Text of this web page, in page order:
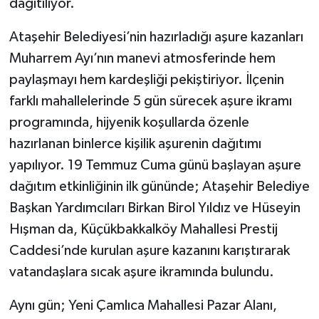
dağıtılıyor.
Ataşehir Belediyesi’nin hazırladığı aşure kazanları
Muharrem Ayı’nın manevi atmosferinde hem
paylaşmayı hem kardeşliği pekiştiriyor. İlçenin
farklı mahallelerinde 5 gün sürecek aşure ikramı
programında, hijyenik koşullarda özenle
hazırlanan binlerce kişilik aşurenin dağıtımı
yapılıyor. 19 Temmuz Cuma günü başlayan aşure
dağıtım etkinliğinin ilk gününde; Ataşehir Belediye
Başkan Yardımcıları Birkan Birol Yıldız ve Hüseyin
Hışman da, Küçükbakkalköy Mahallesi Prestij
Caddesi’nde kurulan aşure kazanını karıştırarak
vatandaşlara sıcak aşure ikramında bulundu.
Aynı gün; Yeni Çamlıca Mahallesi Pazar Alanı,